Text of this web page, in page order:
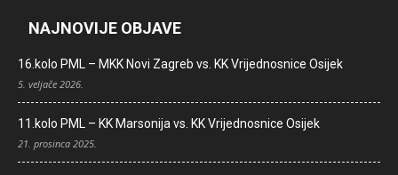
NAJNOVIJE OBJAVE
16.kolo PML – MKK Novi Zagreb vs. KK Vrijednosnice Osijek
5. veljače 2026.
11.kolo PML – KK Marsonija vs. KK Vrijednosnice Osijek
21. prosinca 2025.